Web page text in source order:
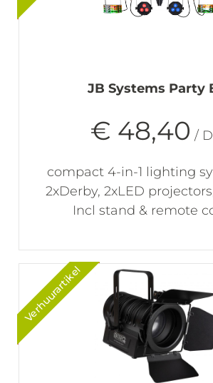
JB Systems Party
€ 48,40 /
compact 4-in-1 lighting
2xDerby, 2xLED
Incl stand & remote
Verhuurartikel